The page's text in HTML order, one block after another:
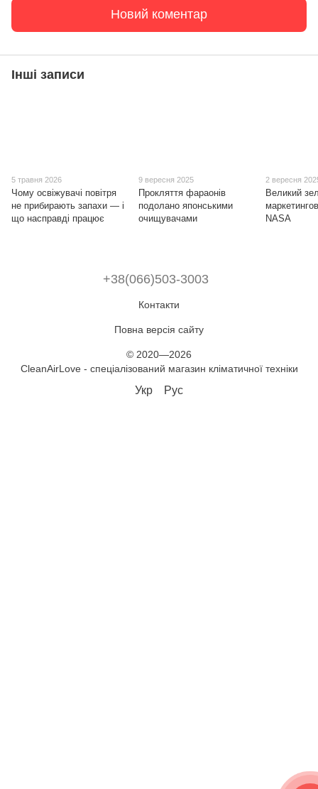
Новий коментар
Інші записи
5 травня 2026
Чому освіжувачі повітря
не прибирають запахи — і
що насправді працює
9 вересня 2025
Прокляття фараонів
подолано японськими
очищувачами
2 вересня
Великий
NASA
+38(066)503-3003
Контакти
Повна версія сайту
© 2020—2026
CleanAirLove - спеціалізований магазин кліматичної техніки
Укр Рус